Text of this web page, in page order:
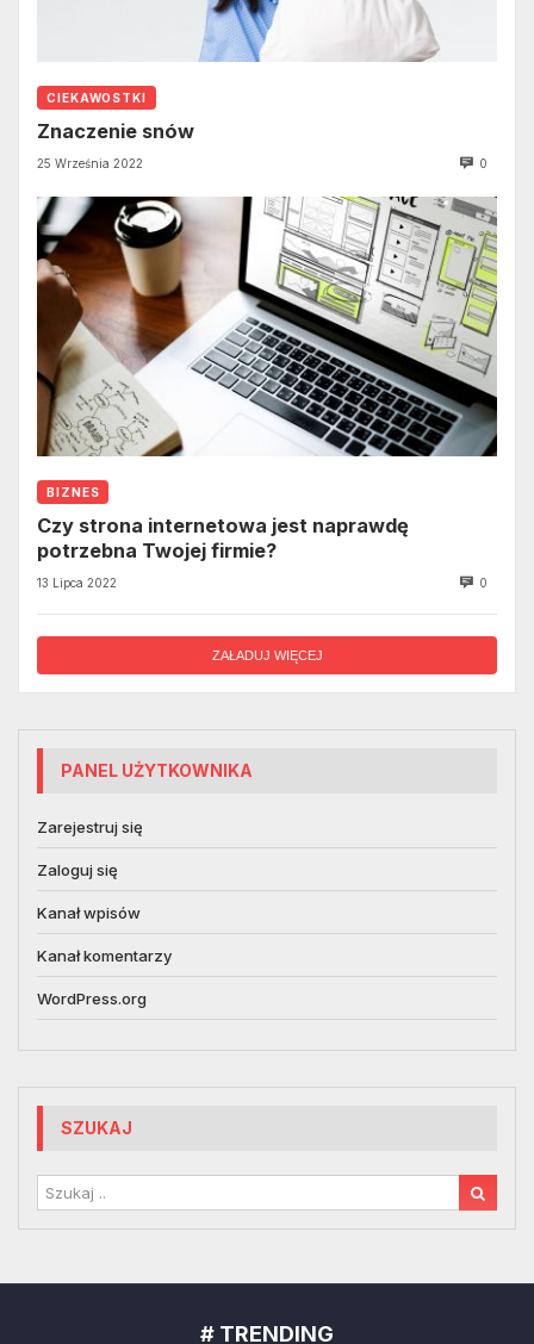
CIEKAWOSTKI
Znaczenie snów
25 Września 2022 0
BIZNES
Czy strona internetowa jest naprawdę
potrzebna Twojej firmie?
13 Lipca 2022 0
ZAŁADUJ WIĘCEJ
PANEL UŻYTKOWNIKA
Zarejestruj się
Zaloguj się
Kanał wpisów
Kanał komentarzy
WordPress.org
SZUKAJ
# TRENDING